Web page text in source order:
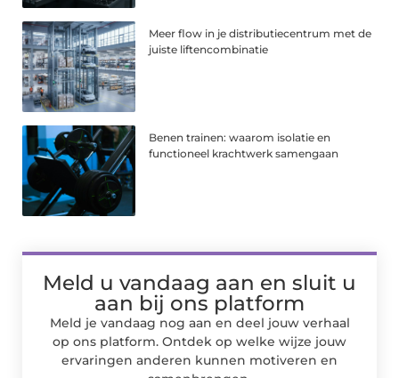
Meer flow in je distributiecentrum met de
juiste liftencombinatie
Benen trainen: waarom isolatie en
functioneel krachtwerk samengaan
Meld u vandaag aan en sluit u
aan bij ons platform
Meld je vandaag nog aan en deel jouw verhaal
op ons platform. Ontdek op welke wijze jouw
ervaringen anderen kunnen motiveren en